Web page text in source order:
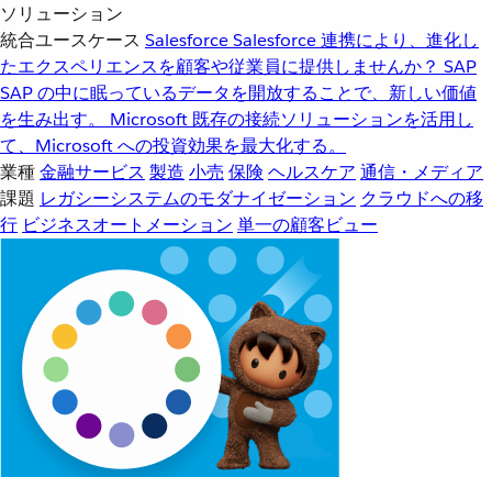
ソリューション
統合ユースケース SalesforceSalesforce 連携により、進化し
たエクスペリエンスを顧客や従業員に提供しませんか？ SAP
SAP の中に眠っているデータを開放することで、新しい価値
を生み出す。
Microsoft 既存の接続ソリューションを活用し
て、Microsoft への投資効果を最大化する。
業種金融サービス 製造 小売 保険 ヘルスケア 通信・メディア
課題 レガシーシステムのモダナイゼーション クラウドへの移
行 ビジネスオートメーション 単一の顧客ビュー